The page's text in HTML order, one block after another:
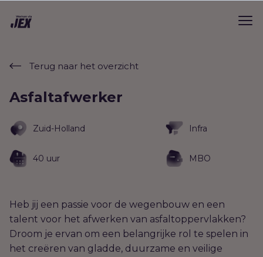
Terug naar het overzicht
Asfaltafwerker
Zuid-Holland Infra
40 uur MBO
Heb jij een passie voor de wegenbouw en een
talent voor het afwerken van asfaltoppervlakken?
Droom je ervan om een belangrijke rol te spelen in
het creëren van gladde, duurzame en veilige